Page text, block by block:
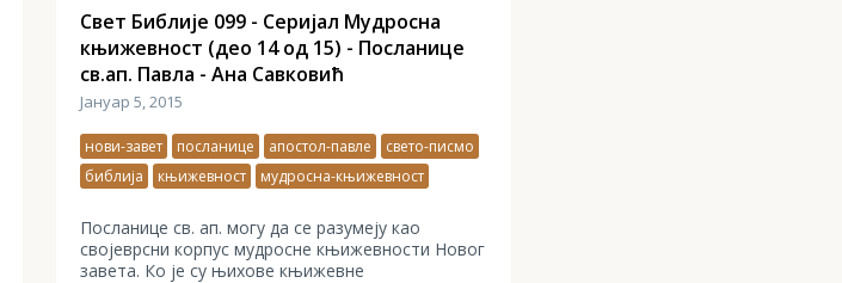
Свет Библије 099 - Серијал Мудросна
књижевност (део 14 од 15) - Посланице
св.ап. Павла - Ана Савковић
Јануар 5, 2015
нови-завет посланице апостол-павле
свето-писмо
библија
књижевност мудросна-књижевност
Посланице св. ап. могу да се разумеју као
својеврсни корпус мудросне књижевности Новог
завета. Ко је су њихове књижевне